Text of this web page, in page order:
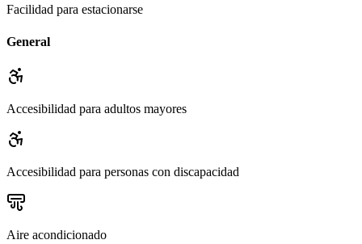
Facilidad para estacionarse
General
Accesibilidad para adultos mayores
Accesibilidad para personas con discapacidad
Aire acondicionado